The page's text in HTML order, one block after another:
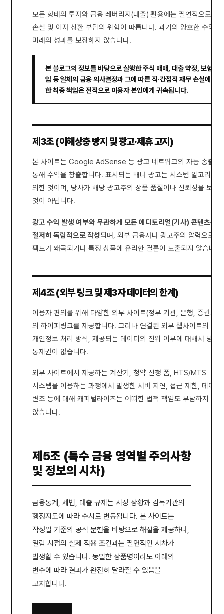
모든 형태의 투자와 금융 레버리지(대출) 활용에는 필연적으로 원
손실 및 이자 상환 부담의 위험이 따릅니다. 과거의 양호한 수익률
미래의 성과를 보장하지 않습니다.
본 블로그의 정보를 바탕으로 실행한 주식 매매, 대출 약정, 보험 가
입 등 일체의 금융 의사결정과 그에 따른 직·간접적 재무 손실에 대
한 최종 책임은 전적으로 이용자 본인에게 귀속됩니다.
제3조 (이해상충 방지 및 광고·제휴 고지)
본 사이트는 Google AdSense 등 광고 네트워크의 자동 송출을
통해 수익을 창출합니다. 표시되는 배너 광고는 시스템 알고리즘에
의한 것이며, 당사가 해당 광고주의 상품 품질이나 신뢰성을 보증
것이 아닙니다.
광고 수익 발생 여부와 무관하게 모든 에디토리얼(기사) 콘텐츠는
철저히 독립적으로 작성되며, 외부 금융사나 광고주의 압력으로
팩트가 왜곡되거나 특정 상품에 유리한 결론이 도출되지 않습니다.
제4조 (외부 링크 및 제3자 데이터의 한계)
이용자 편의를 위해 다양한 외부 사이트(정부 기관, 은행, 증권사
의 하이퍼링크를 제공합니다. 그러나 연결된 외부 웹사이트의 보
개인정보 처리 방식, 제공되는 데이터의 진위 여부에 대해서 당사
통제권이 없습니다.
외부 사이트에서 제공하는 계산기, 청약 신청 폼, HTS/MTS
시스템을 이용하는 과정에서 발생한 서버 지연, 접근 제한, 데이터
변조 등에 대해 캐피털라이즈는 어떠한 법적 책임도 부담하지
않습니다.
제5조 (특수 금융 영역별 주의사항
및 정보의 시차)
금융통계, 세법, 대출 규제는 시장 상황과 감독기관의
행정지도에 따라 수시로 변동됩니다. 본 사이트는
작성일 기준의 공식 문헌을 바탕으로 해설을 제공하나,
열람 시점의 실제 적용 조건과는 필연적인 시차가
발생할 수 있습니다. 동일한 상품명이라도 아래의
변수에 따라 결과가 완전히 달라질 수 있음을
고지합니다.